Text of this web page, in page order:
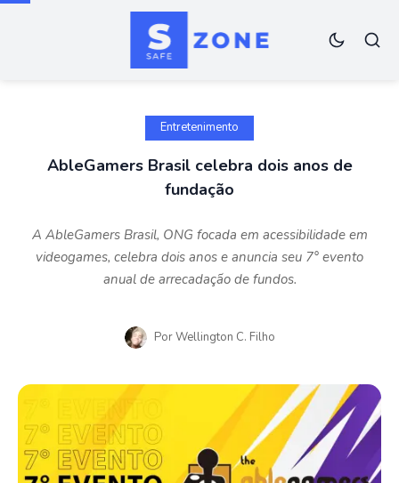
Entretenimento
AbleGamers Brasil celebra dois anos de
fundação
A AbleGamers Brasil, ONG focada em acessibilidade em
videogames, celebra dois anos e anuncia seu 7° evento
anual de arrecadação de fundos.
PorWellington C. Filho